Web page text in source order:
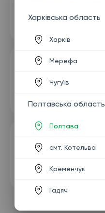
Харківська область
Харків
Мерефа
Чугуїв
Полтавська область
Полтава
смт. Котельва
Кременчук
Гадяч